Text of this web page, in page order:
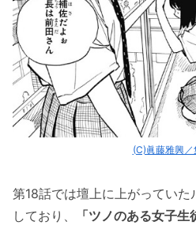
(C)眞藤雅興／
第18話では壇上に上がってい
しており、
「ツノのある女子